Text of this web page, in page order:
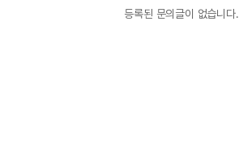
등록된 문의글이 없습니다.